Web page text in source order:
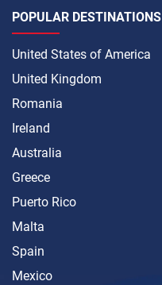
POPULAR DESTINATIONS
United States of America
United Kingdom
Romania
Ireland
Australia
Greece
Puerto Rico
Malta
Spain
Mexico